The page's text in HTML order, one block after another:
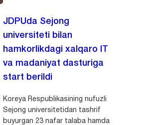
JDPUda Sejong
universiteti bilan
hamkorlikdagi xalqaro IT
va madaniyat dasturiga
start berildi
Koreya Respublikasining nufuzli
Sejong universitetidan tashrif
buyurgan 23 nafar talaba hamda